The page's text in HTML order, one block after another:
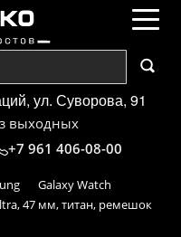
ул. Суворова, 91
выходных
+7 961 406-08-00
Galaxy Watch
47 мм, титан, ремешок